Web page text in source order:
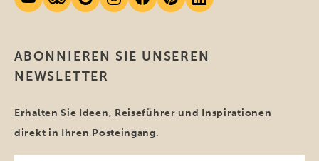
ABONNIEREN SIE UNSEREN
NEWSLETTER
Erhalten Sie Ideen, Reiseführer und Inspirationen
direkt in Ihren Posteingang.